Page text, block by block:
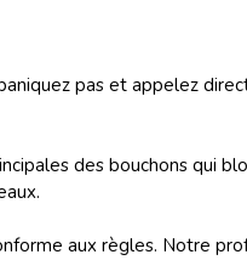
pas et appelez
des bouchons qui
aux règles. Notre